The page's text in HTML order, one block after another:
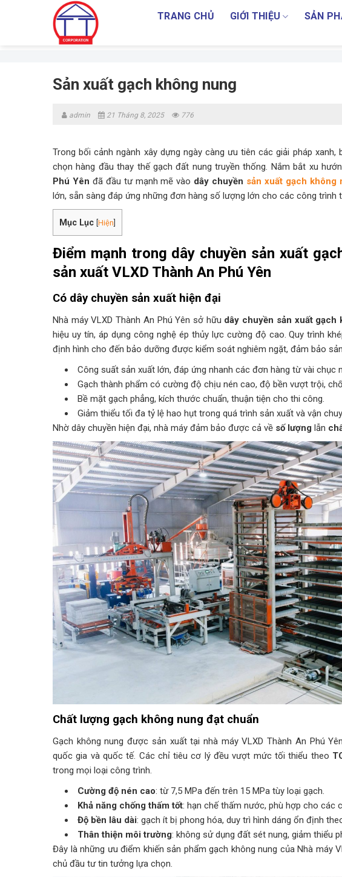
TRANG CHỦ GIỚI THIỆU SẢN
Sản xuất gạch không nung
admin 21 Tháng 8, 2025 776
Trong bối cảnh ngành xây dựng ngày càng ưu tiên các giải pháp
chọn hàng đầu thay thế gạch đất nung truyền thống. Nắm bắt xu
Phú Yên đã đầu tư mạnh mẽ vào dây chuyền sản xuất gạch không
lớn, sẵn sàng đáp ứng những đơn hàng số lượng lớn cho các công trình
Mục Lục [Hiện]
Điểm mạnh trong dây chuyền sản xuất
sản xuất VLXD Thành An Phú Yên
Có dây chuyền sản xuất hiện đại
Nhà máy VLXD Thành An Phú Yên sở hữu dây chuyền sản xuất gạch
hiệu uy tín, áp dụng công nghệ ép thủy lực cường độ cao. Quy trình
định hình cho đến bảo dưỡng được kiểm soát nghiêm ngặt, đảm bảo
Công suất sản xuất lớn, đáp ứng nhanh các đơn hàng từ vài chục
Gạch thành phẩm có cường độ chịu nén cao, độ bền vượt trội,
Bề mặt gạch phẳng, kích thước chuẩn, thuận tiện cho thi công.
Giảm thiểu tối đa tỷ lệ hao hụt trong quá trình sản xuất và vận
Nhờ dây chuyền hiện đại, nhà máy đảm bảo được cả về số lượng lẫn
Chất lượng gạch không nung đạt chuẩn
Gạch không nung được sản xuất tại nhà máy VLXD Thành An Phú
quốc gia và quốc tế. Các chỉ tiêu cơ lý đều vượt mức tối thiểu theo
trong mọi loại công trình.
Cường độ nén cao: từ 7,5 MPa đến trên 15 MPa tùy loại gạch.
Khả năng chống thấm tốt: hạn chế thấm nước, phù hợp cho các
Độ bền lâu dài: gạch ít bị phong hóa, duy trì hình dáng ổn định
Thân thiện môi trường: không sử dụng đất sét nung, giảm thiểu
Đây là những ưu điểm khiến sản phẩm gạch không nung của Nhà máy
chủ đầu tư tin tưởng lựa chọn.